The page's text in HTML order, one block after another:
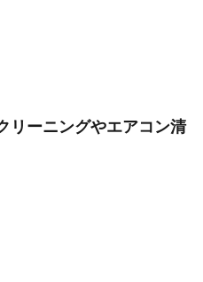
リーニングやエアコン清